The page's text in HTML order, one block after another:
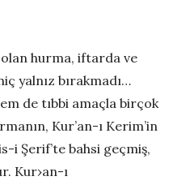
hurma, iftarda ve
yalnız bırakmadı…
de tıbbi amaçla birçok
Kur’an-ı Kerim’in
i Şerif’te bahsi geçmiş,
Kur›an-ı